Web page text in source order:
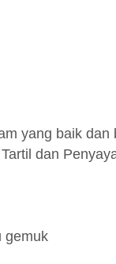
yang baik dan
dan
gemuk